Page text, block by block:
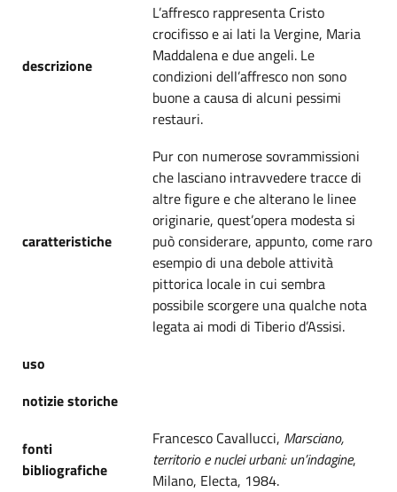
descrizione
L’affresco rappresenta Cristo
crocifisso e ai lati la Vergine, Maria
Maddalena e due angeli. Le
condizioni dell’affresco non sono
buone a causa di alcuni pessimi
restauri.
caratteristiche
Pur con numerose sovrammissioni
che lasciano intravvedere tracce di
altre figure e che alterano le linee
originarie, quest’opera modesta si
può considerare, appunto, come raro
esempio di una debole attività
pittorica locale in cui sembra
possibile scorgere una qualche nota
legata ai modi di Tiberio d’Assisi.
uso
notizie storiche
fonti
bibliografiche
Francesco Cavallucci, Marsciano,
territorio e nuclei urbani: un’indagine,
Milano, Electa, 1984.